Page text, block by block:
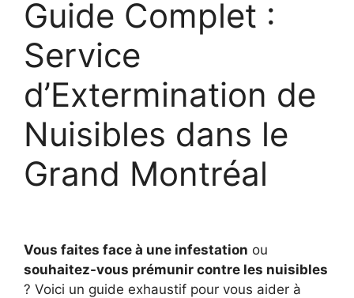
Guide Complet :
Service
d’Extermination de
Nuisibles dans le
Grand Montréal
Vous faites face à une infestation ou
souhaitez-vous prémunir contre les nuisibles
? Voici un guide exhaustif pour vous aider à